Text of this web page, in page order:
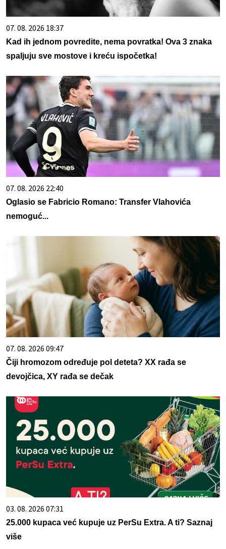
07. 08. 2026 18:37
Kad ih jednom povredite, nema povratka! Ova 3 znaka
spaljuju sve mostove i kreću ispočetka!
07. 08. 2026 22:40
Oglasio se Fabricio Romano: Transfer Vlahovića
nemoguć...
07. 08. 2026 09:47
Čiji hromozom određuje pol deteta? XX rađa se
devojčica, XY rađa se dečak
03. 08. 2026 07:31
25.000 kupaca već kupuje uz PerSu Extra. A ti? Saznaj
više